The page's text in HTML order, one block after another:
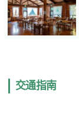
交通指南